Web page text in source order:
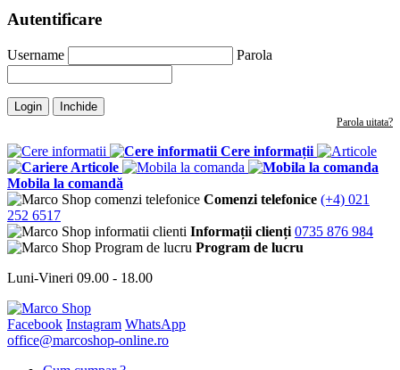
Autentificare
Username Parola
Login Inchide
Parola uitata?
Cere informații
Articole
Mobila la comandă
Comenzi telefonice (+4) 021
252 6517
Informații clienți 0735 876 984
Program de lucru
Luni-Vineri 09.00 - 18.00
Facebook Instagram WhatsApp
office@marcoshop-online.ro